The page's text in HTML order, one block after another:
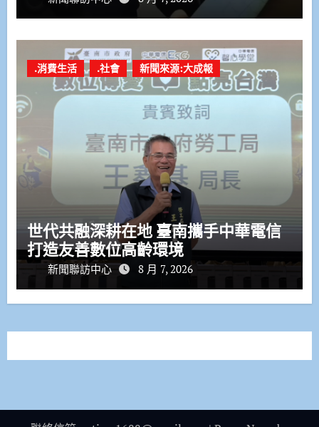
.消費生活 .社會 新聞來源:大成報
世代共融深耕在地 臺南攜手中華電信
打造友善數位高齡環境
新聞聯訪中心 8 月 7, 2026